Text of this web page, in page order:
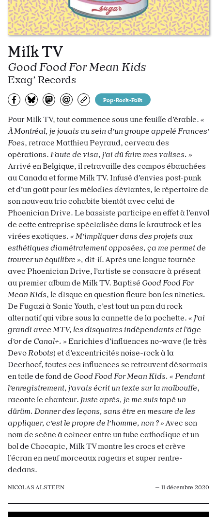
Milk TV
Good Food For Mean Kids
Exag’ Records
Partagez sur Facebook
Partager sur Bluesky
Partager sur Mastodon
Partagez par e-mail
Copiez l’urlPop•Rock•Folk
Pour Milk TV, tout commence sous une feuille d’érable. «
À Montréal, je jouais au sein d’un groupe appelé Frances’
Foes, retrace Matthieu Peyraud, cerveau des
opérations. Faute de visa, j’ai dû faire mes valises. »
Arrivé en Belgique, il retravaille des compos ébauchées
au Canada et forme Milk TV. Infusé d’envies post-punk
et d’un goût pour les mélodies déviantes, le répertoire de
son nouveau trio cohabite bientôt avec celui de
Phoenician Drive. Le bassiste participe en effet à l’envol
de cette entreprise spécialisée dans le krautrock et les
virées exotiques. « M’impliquer dans des projets aux
esthétiques diamétralement opposées, ça me permet de
trouver un équilibre », dit-il. Après une longue tournée
avec Phoenician Drive, l’artiste se consacre à présent
au premier album de Milk TV. Baptisé Good Food For
Mean Kids, le disque en question fleure bon les nineties.
De Fugazi à Sonic Youth, c’est tout un pan du rock
alternatif qui vibre sous la cannette de la pochette. « J’ai
grandi avec MTV, les disquaires indépendants et l’âge
d’or de Canal+. » Enrichies d’influences no-wave (le très
DevoRobots) et d’excentricités noise-rock à la
Deerhoof, toutes ces influences se retrouvent désormais
en toile de fond de Good Food For Mean Kids. « Pendant
l’enregistrement, j’avais écrit un texte sur la malbouffe,
raconte le chanteur. Juste après, je me suis tapé un
dürüm. Donner des leçons, sans être en mesure de les
appliquer, c’est le propre de l’homme, non ? »Avec son
nom de scène à coincer entre un tube cathodique et un
bol de Chocapic, Milk TV montre les crocs et crève
l’écran en neuf morceaux rageurs et super rentre-
dedans.
NICOLAS ALSTEEN — 11 décembre 2020